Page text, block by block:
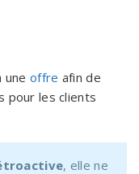
uneoffre afin de
pour les clients
, elle ne